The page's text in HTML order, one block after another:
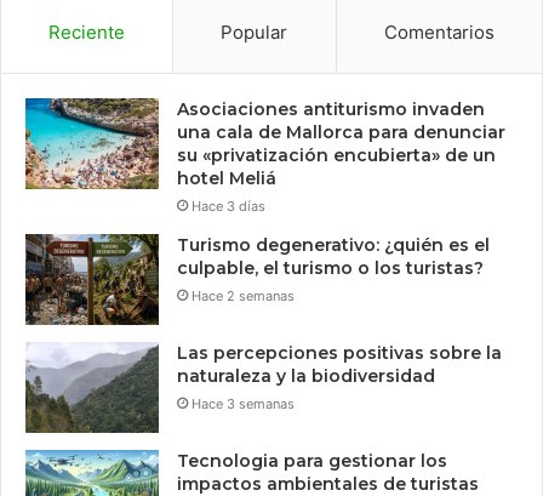
Reciente Popular Comentarios
Asociaciones antiturismo invaden
una cala de Mallorca para denunciar
su «privatización encubierta» de un
hotel Meliá
Hace 3 días
Turismo degenerativo: ¿quién es el
culpable, el turismo o los turistas?
Hace 2 semanas
Las percepciones positivas sobre la
naturaleza y la biodiversidad
Hace 3 semanas
Tecnologia para gestionar los
impactos ambientales de turistas